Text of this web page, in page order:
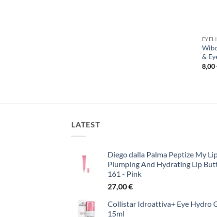
&
8,00
LATEST
Diego dalla Palma Peptize My
Plumping And Hydrating Lip
161 - Pink
27,00€
Collistar Idroattiva+ Eye Hydro
15ml